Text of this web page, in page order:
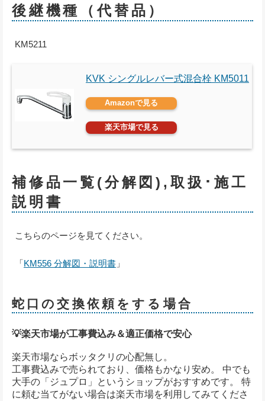
後継機種（代替品）
KM5211
KVK シングルレバー式混合栓 KM5011
Amazonで見る
楽天市場で見る
補修品一覧(分解図),取扱･施工
説明書
こちらのページを見てください。
「KM556 分解図・説明書 」
蛇口の交換依頼をする場合
💡楽天市場が工事費込み＆適正価格で安心
楽天市場ならボッタクリの心配無し。
工事費込みで売られており、価格もかなり安め。 中でも
大手の「ジュプロ」というショップがおすすめです。 特
に頼む当てがない場合は楽天市場を利用してみてくださ